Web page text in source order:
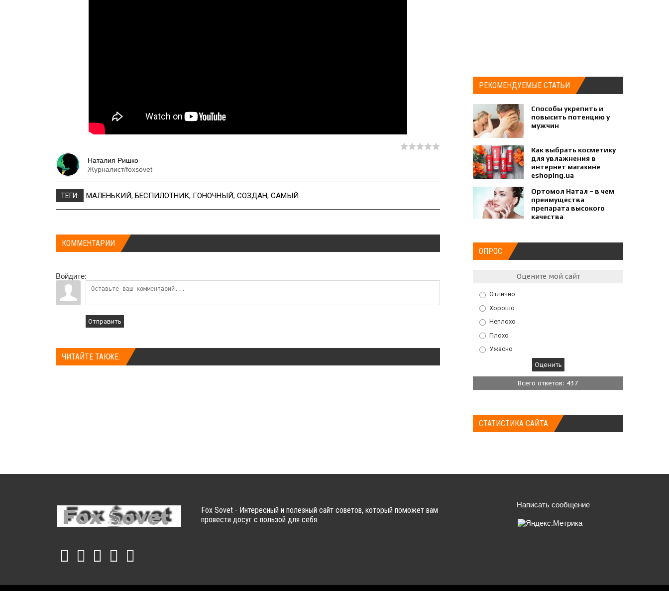
Наталия Ришко
Журналист/foxsovet
ТЕГИ: МАЛЕНЬКИЙ, БЕСПИЛОТНИК, ГОНОЧНЫЙ, СОЗДАН, САМЫЙ
КОММЕНТАРИИ
Войдите:
Отправить
ЧИТАЙТЕ ТАКЖЕ:
РЕКОМЕНДУЕМЫЕ СТАТЬИ
Способы укрепить и
повысить потенцию у
мужчин
Как выбрать косметику
для увлажнения в
интернет магазине
eshoping.ua
Ортомол Натал – в чем
преимущества
препарата высокого
качества
ОПРОС
Оцените мой сайт
Отлично
Хорошо
Неплохо
Плохо
Ужасно
Всего ответов: 437
СТАТИСТИКА САЙТА
Fox Sovet - Интересный и полезный сайт советов, который поможет вам
провести досуг с пользой для себя.
Написать сообщение